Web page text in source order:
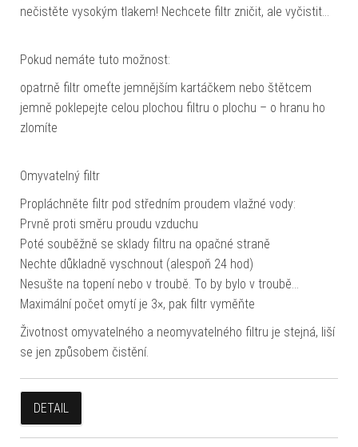
nečistěte vysokým tlakem! Nechcete filtr zničit, ale vyčistit…
Pokud nemáte tuto možnost:
opatrně filtr omeťte jemnějším kartáčkem nebo štětcem
jemně poklepejte celou plochou filtru o plochu – o hranu ho
zlomíte
Omyvatelný filtr
Propláchněte filtr pod středním proudem vlažné vody:
Prvně proti směru proudu vzduchu
Poté souběžně se sklady filtru na opačné straně
Nechte důkladně vyschnout (alespoň 24 hod)
Nesušte na topení nebo v troubě. To by bylo v troubě…
Maximální počet omytí je 3×, pak filtr vyměňte
Životnost omyvatelného a neomyvatelného filtru je stejná, liší
se jen způsobem čistění.
DETAIL